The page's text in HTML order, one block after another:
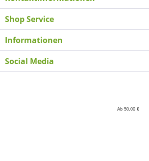
Shop Service
Informationen
Social Media
Ab 50,00 €